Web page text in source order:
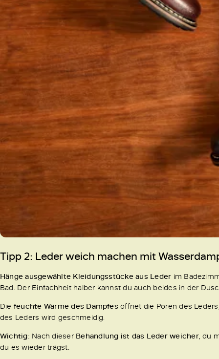
Tipp 2: Leder weich machen mit
Hänge ausgewählte Kleidungsstücke aus Leder im
Bad. Der Einfachheit halber kannst du auch beides in der
Die feuchte Wärme des Dampfesöffnet die Poren des
des Leders wird geschmeidig.
Wichtig: Nach dieser Behandlung ist das Leder weicher, du
du es wieder trägst.